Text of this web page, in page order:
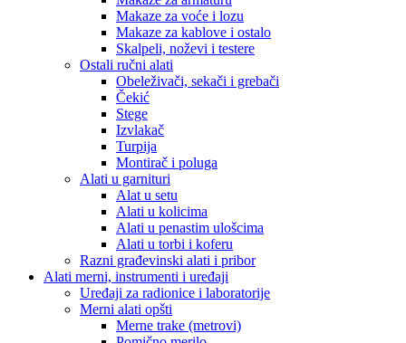
Makaze za voće i lozu
Makaze za kablove i ostalo
Skalpeli, noževi i testere
Ostali ručni alati
Obeleživači, sekači i grebači
Čekić
Stege
Izvlakač
Turpija
Montirač i poluga
Alati u garnituri
Alat u setu
Alati u kolicima
Alati u penastim ulošcima
Alati u torbi i koferu
Razni građevinski alati i pribor
Alati merni, instrumenti i uređaji
Uređaji za radionice i laboratorije
Merni alati opšti
Merne trake (metrovi)